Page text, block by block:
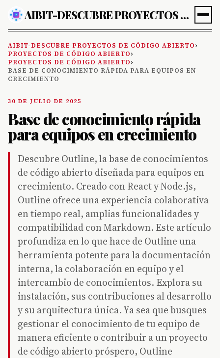
AIBIT-DESCUBRE PROYECTOS DE CÓDIGO ABIERTO
AIBIT-DESCUBRE PROYECTOS DE CÓDIGO ABIERTO›
PROYECTOS DE CÓDIGO ABIERTO›
PROYECTOS DE CÓDIGO ABIERTO›
BASE DE CONOCIMIENTO RÁPIDA PARA EQUIPOS EN
CRECIMIENTO
30 DE JULIO DE 2025
Base de conocimiento rápida
para equipos en crecimiento
Descubre Outline, la base de conocimientos
de código abierto diseñada para equipos en
crecimiento. Creado con React y Node.js,
Outline ofrece una experiencia colaborativa
en tiempo real, amplias funcionalidades y
compatibilidad con Markdown. Este artículo
profundiza en lo que hace de Outline una
herramienta potente para la documentación
interna, la colaboración en equipo y el
intercambio de conocimientos. Explora su
instalación, sus contribuciones al desarrollo
y su arquitectura única. Ya sea que busques
gestionar el conocimiento de tu equipo de
manera eficiente o contribuir a un proyecto
de código abierto próspero, Outline